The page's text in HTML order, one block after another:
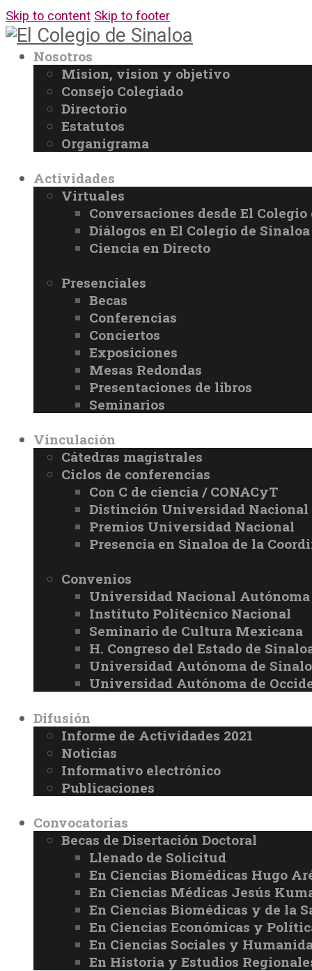
Skip to content Skip to footer
Nosotros
Mision, vision y objetivo
Consejo Colegiado
Directorio
Estatutos
Organigrama
Actividades
Virtuales
Conversaciones desde El
Diálogos en El Colegio de Sinaloa
Ciencia en Directo
Presenciales
Becas
Conferencias
Conciertos
Exposiciones
Mesas Redondas
Presentaciones de libros
Seminarios
Vinculación
Cátedras magistrales
Ciclos de conferencias
Con C de ciencia / CONACyT
Distinción Universidad Nacional
Premios Universidad Nacional
Presencia en Sinaloa de la
Convenios
Universidad Nacional
Instituto Politécnico Nacional
Seminario de Cultura Mexicana
H. Congreso del Estado de
Universidad Autónoma de
Universidad Autónoma de
Difusión
Informe de Actividades 2021
Noticias
Informativo electrónico
Publicaciones
Convocatorias
Becas de Disertación Doctoral
Llenado de Solicitud
En Ciencias Biomédicas Hugo
En Ciencias Médicas Jesús
En Ciencias Biomédicas y de la
En Ciencias Económicas y
En Ciencias Sociales y
En Historia y Estudios